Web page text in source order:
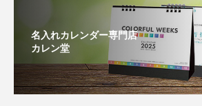
名入れカレンダー専門店
カレン堂